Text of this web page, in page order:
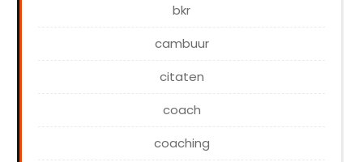
bkr
cambuur
citaten
coach
coaching